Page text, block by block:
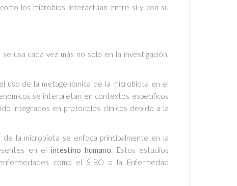
los microbios interactúan entre sí y con su
usa cada vez más no solo en la investigación,
uso de la metagenómica de la microbiota en el
se interpretan en contextos específicos
integrados en protocolos clínicos debido a la
la microbiota se enfoca principalmente en la
en el intestino humano. Estos estudios
como el SIBO o la Enfermedad